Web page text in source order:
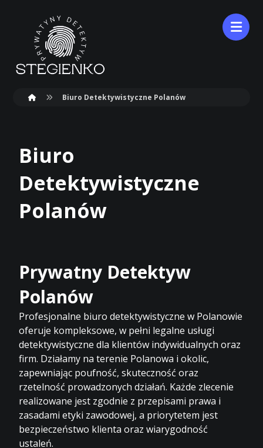
Biuro Detektywistyczne Polanów
Biuro
Detektywistyczne
Polanów
Prywatny Detektyw
Polanów
Profesjonalne biuro detektywistyczne w Polanowie
oferuje kompleksowe, w pełni legalne usługi
detektywistyczne dla klientów indywidualnych oraz
firm. Działamy na terenie Polanowa i okolic,
zapewniając poufność, skuteczność oraz
rzetelność prowadzonych działań. Każde zlecenie
realizowane jest zgodnie z przepisami prawa i
zasadami etyki zawodowej, a priorytetem jest
bezpieczeństwo klienta oraz wiarygodność
ustaleń.